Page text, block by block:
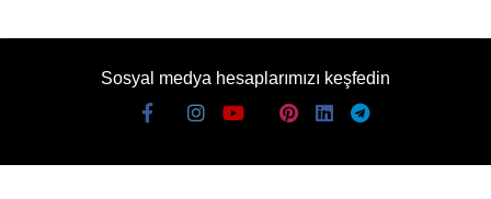
Sosyal medya hesaplarımızı keşfedin